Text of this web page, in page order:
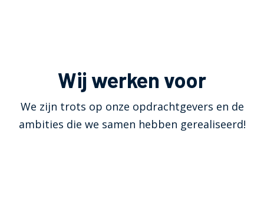
Wij werken voor
We zijn trots op onze opdrachtgevers en de
ambities die we samen hebben gerealiseerd!